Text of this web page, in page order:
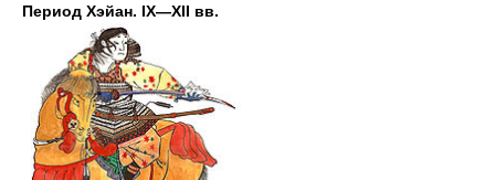
Период Хэйан. IX—XII вв.